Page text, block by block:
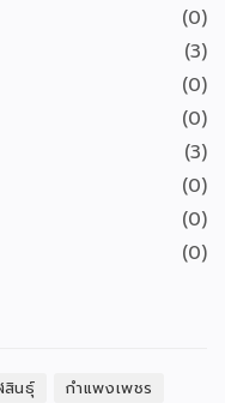
(0)
(3)
(0)
(0)
(3)
(0)
(0)
(0)
สินธุ์
กำแพงเพชร